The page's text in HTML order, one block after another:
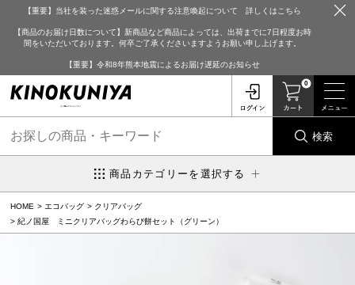
【重要】当社を装った迷惑メールに関する注意喚起について 詳しくはこちら
【商品のお届け日数について】新商品など商品によっては、出荷までに7日程度お時
間をいただいております。何卒ご了承くださいますようお願い申し上げます。
【重要】令和8年熊本地震によるお届け遅延のお知らせ
0
検索
商品カテゴリーを選択する
HOME エコバッグ
クリアバッグ
紀ノ国屋 ミニクリアバッグわらび餅セット（グリーン）